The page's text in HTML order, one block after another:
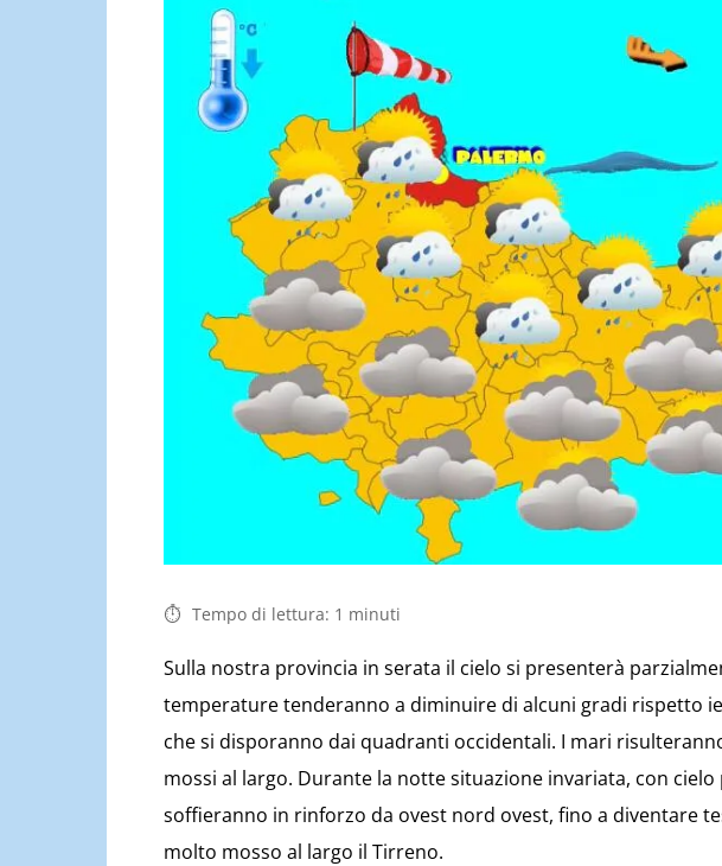
Tempo di lettura: 1 minuti
Sulla nostra provincia in serata il cielo si presenterà
temperature tenderanno a diminuire di alcuni gradi rispetto
che si disporanno dai quadranti occidentali. I mari
mossi al largo. Durante la notte situazione invariata, con
soffieranno in rinforzo da ovest nord ovest, fino a diventare
molto mosso al largo il Tirreno.